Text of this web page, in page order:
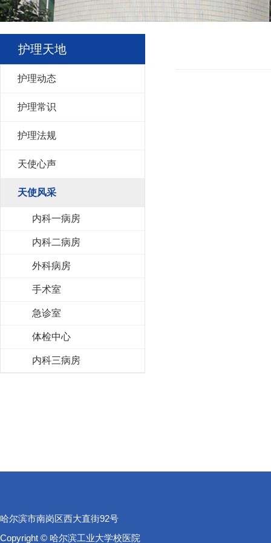
护理天地
护理动态
护理常识
护理法规
天使心声
天使风采
内科一病房
内科二病房
外科病房
手术室
急诊室
体检中心
内科三病房
哈尔滨市南岗区西大直街92号
Copyright © 哈尔滨工业大学校医院